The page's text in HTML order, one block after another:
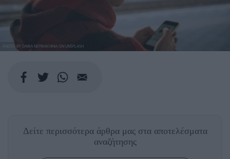
PHOTO BY DARIA NEPRIAKHINA ON UNSPLASH
Δείτε περισσότερα άρθρα μας στα αποτελέσματα
αναζήτησης